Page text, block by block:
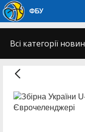
ФБУ
Всі категорії новин